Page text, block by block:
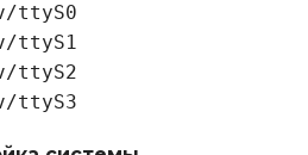
ttyS0
ttyS1
ttyS2
ttyS3